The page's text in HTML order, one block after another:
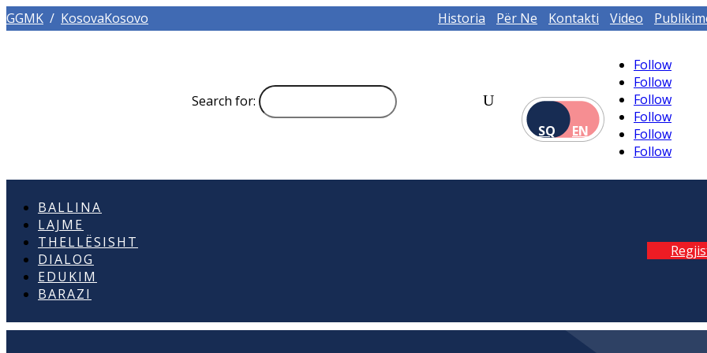
GGMK / KosovaKosovo Historia Për Ne Kontakti Video
Search for:
SQ
EN
Follow
Follow
Follow
Follow
Follow
Follow
BALLINA
LAJME
THELLËSISHT
DIALOG
EDUKIM
BARAZI